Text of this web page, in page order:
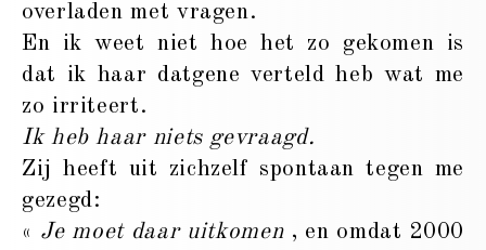
overladen met vragen.
En ik weet niet hoe het zo gekomen is
dat ik haar datgene verteld heb wat me
zo irriteert.
Ik heb haar niets gevraagd.
Zij heeft uit zichzelf spontaan tegen me
gezegd:
« Je moet daar uitkomen, en omdat 2000